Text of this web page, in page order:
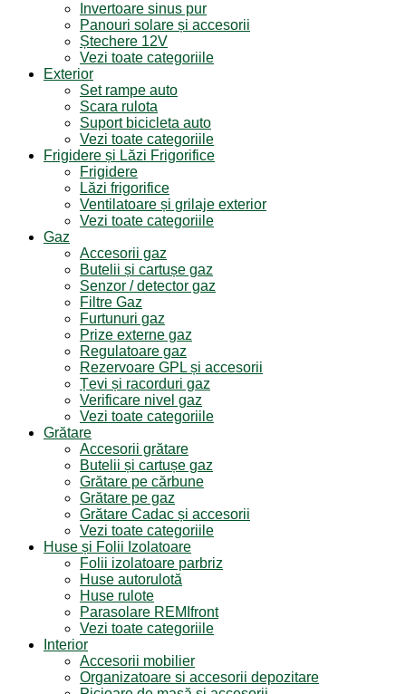
Invertoare sinus pur
Panouri solare și accesorii
Ștechere 12V
Vezi toate categoriile
Exterior
Set rampe auto
Scara rulota
Suport bicicleta auto
Vezi toate categoriile
Frigidere și Lăzi Frigorifice
Frigidere
Lăzi frigorifice
Ventilatoare și grilaje exterior
Vezi toate categoriile
Gaz
Accesorii gaz
Butelii și cartușe gaz
Senzor / detector gaz
Filtre Gaz
Furtunuri gaz
Prize externe gaz
Regulatoare gaz
Rezervoare GPL și accesorii
Țevi și racorduri gaz
Verificare nivel gaz
Vezi toate categoriile
Grătare
Accesorii grătare
Butelii și cartușe gaz
Grătare pe cărbune
Grătare pe gaz
Grătare Cadac și accesorii
Vezi toate categoriile
Huse și Folii Izolatoare
Folii izolatoare parbriz
Huse autorulotă
Huse rulote
Parasolare REMIfront
Vezi toate categoriile
Interior
Accesorii mobilier
Organizatoare si accesorii depozitare